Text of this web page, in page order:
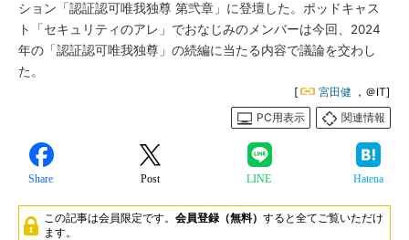
ション「認証認可唯我独尊 第弐章」に登壇した。ポッドキャス
ト「セキュリティのアレ」でおなじみのメンバーは今回、2024
年の「認証認可唯我独尊」の続編に当たる内容で議論を交わし
た。
[ 宮田健 ，＠IT]
PC用表示
関連情報
Share Post LINE Hatena
この記事は会員限定です。 会員登録（無料） すると全てご覧いただけ
ます。